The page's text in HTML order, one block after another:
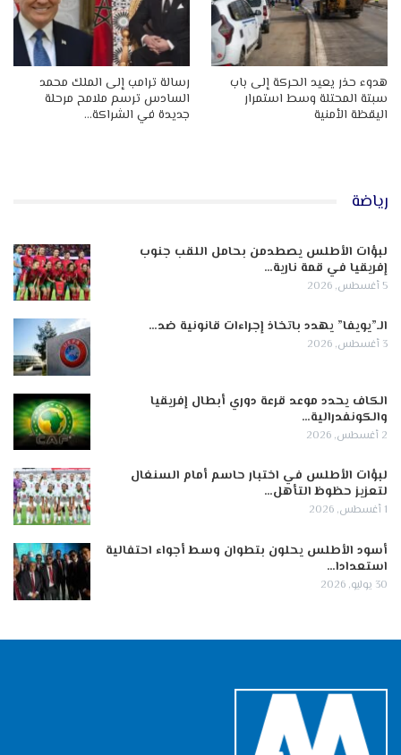
هدوء حذر يعيد الحركة إلى باب
سبتة المحتلة وسط استمرار
اليقظة الأمنية
رسالة ترامب إلى الملك محمد
السادس ترسم ملامح مرحلة
جديدة في الشراكة…
رياضة
لبؤات الأطلس يصطدمن بحامل اللقب جنوب
إفريقيا في قمة نارية…
5 أغسطس, 2026
الـ”يويفا” يهدد باتخاذ إجراءات قانونية ضد…
3 أغسطس, 2026
الكاف يحدد موعد قرعة دوري أبطال إفريقيا
والكونفدرالية…
2 أغسطس, 2026
لبؤات الأطلس في اختبار حاسم أمام السنغال
لتعزيز حظوظ التأهل…
1 أغسطس, 2026
أسود الأطلس يحلون بتطوان وسط أجواء احتفالية
استعدادا…
30 يوليو, 2026